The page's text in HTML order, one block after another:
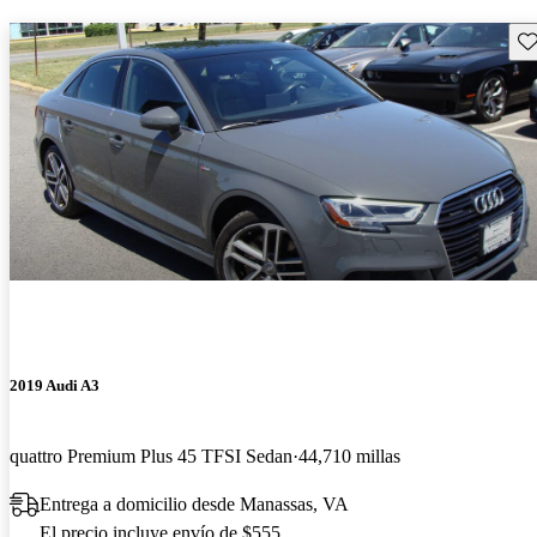
2019 Audi A3
quattro Premium Plus 45 TFSI Sedan 44,710 millas
Entrega a domicilio desde Manassas, VA